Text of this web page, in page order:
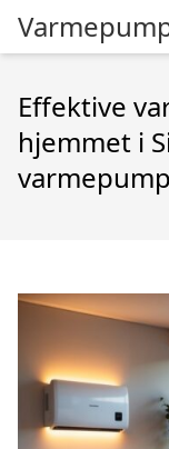
Effektive
hjemmet i